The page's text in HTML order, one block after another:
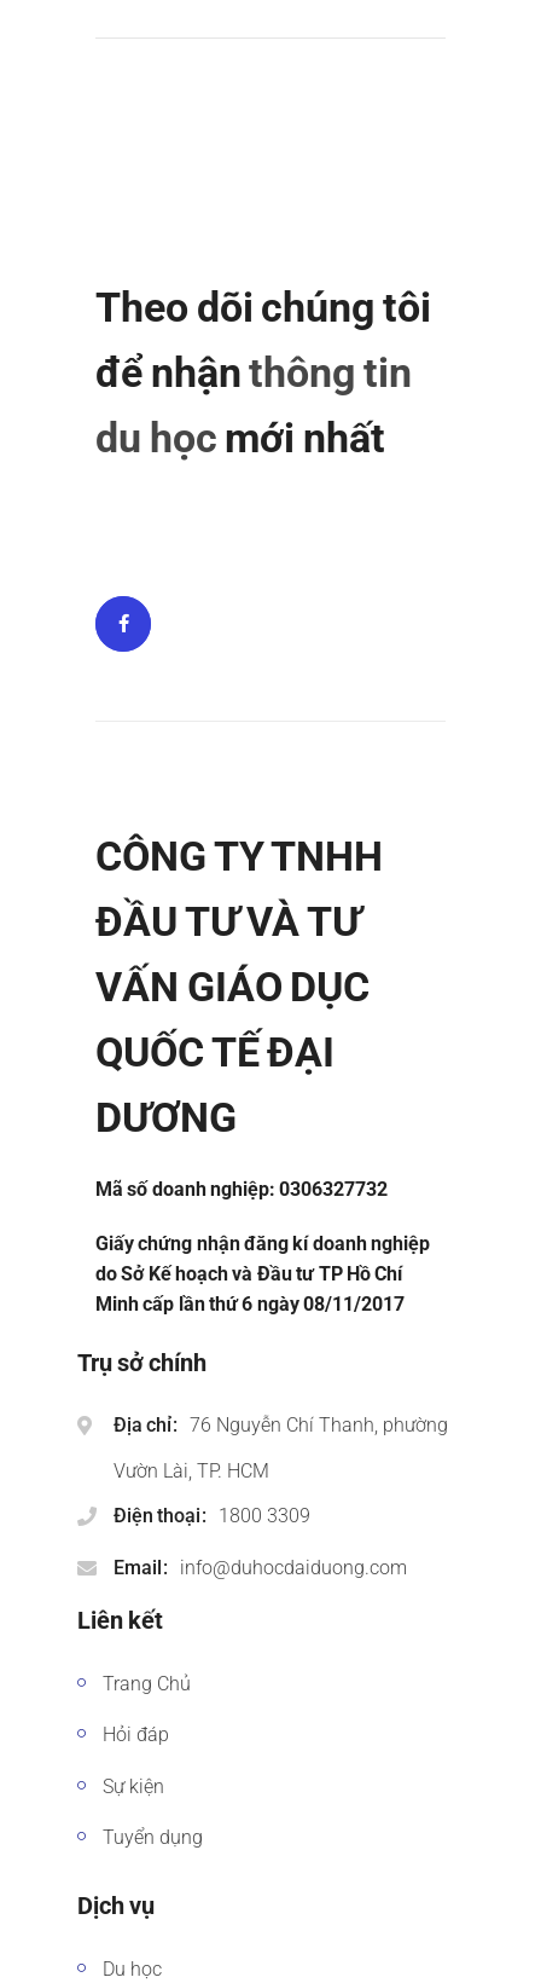
Theo dõi chúng tôi
để nhậnthông tin
du học mới nhất
CÔNG TY TNHH
ĐẦU TƯ VÀ TƯ
VẤN GIÁO DỤC
QUỐC TẾ ĐẠI
DƯƠNG
Mã số doanh nghiệp: 0306327732
Giấy chứng nhận đăng kí doanh nghiệp
do Sở Kế hoạch và Đầu tư TP Hồ Chí
Minh cấp lần thứ 6 ngày 08/11/2017
Trụ sở chính
Địa chỉ
76 Nguyễn Chí Thanh, phường
Vườn Lài, TP. HCM
Điện thoại
1800 3309
Email info@duhocdaiduong.com
Liên kết
Trang Chủ
Hỏi đáp
Sự kiện
Tuyển dụng
Dịch vụ
Du học